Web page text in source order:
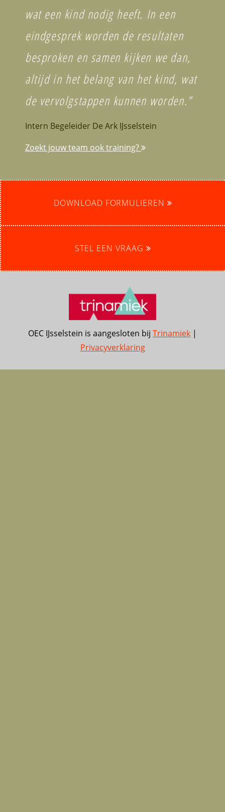
wat een kind nodig heeft. In een
eindgesprek worden de resultaten
besproken en samen kijken we dan,
altijd in het belang van het kind, wat
de vervolgstappen kunnen worden.”
Intern Begeleider De Ark IJsselstein
Zoekt jouw team ook training?
DOWNLOAD FORMULIEREN
STEL EEN VRAAG
OEC IJsselstein is aangesloten bij Trinamiek |
Privacyverklaring